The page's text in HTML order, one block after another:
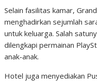
Selain fasilitas kamar,
menghadirkan sejumlah
untuk keluarga. Salah
dilengkapi permainan
anak-anak.
Hotel juga menyediakan